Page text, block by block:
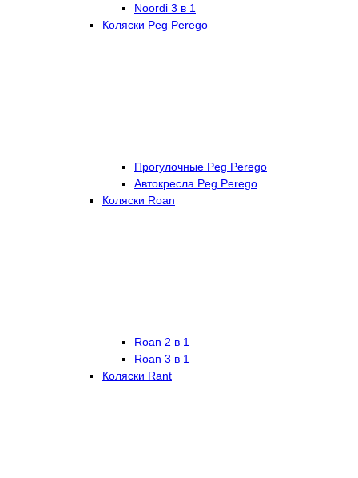
Noordi 3 в 1
Коляски Peg Perego
Прогулочные Peg Perego
Автокресла Peg Perego
Коляски Roan
Roan 2 в 1
Roan 3 в 1
Коляски Rant